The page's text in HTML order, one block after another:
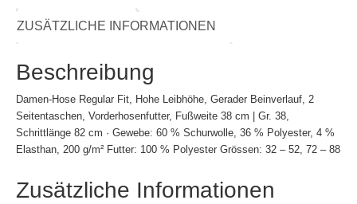
ZUSÄTZLICHE INFORMATIONEN
Beschreibung
Damen-Hose Regular Fit, Hohe Leibhöhe, Gerader Beinverlauf, 2
Seitentaschen, Vorderhosenfutter, Fußweite 38 cm | Gr. 38,
Schrittlänge 82 cm · Gewebe: 60 % Schurwolle, 36 % Polyester, 4 %
Elasthan, 200 g/m² Futter: 100 % Polyester Grössen: 32 – 52, 72 – 88
Zusätzliche Informationen